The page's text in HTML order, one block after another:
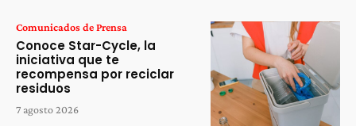
Comunicados de Prensa
Conoce Star-Cycle, la
iniciativa que te
recompensa por reciclar
residuos
7 agosto 2026